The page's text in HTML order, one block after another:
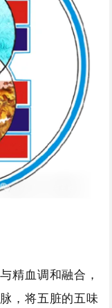
精血调和融合，
，将五脏的五味